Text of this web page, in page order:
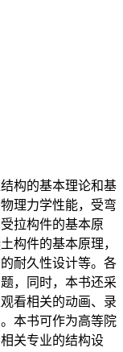
构的基本理论和基
理力学性能，受弯
拉构件的基本原
构件的基本原理，
耐久性设计等。各
，同时，本书还采
看相关的动画、录
本书可作为高等院
关专业的结构设